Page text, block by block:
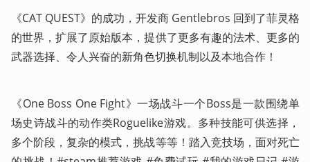
《CAT QUEST》的成功，开发商 Gentlebros 回到了菲灵格
的世界，扩展了原始版本，提供了更多有趣的法术、更多的
武器选择、令人兴奋的新角色切换机制以及本地合作！
《One Boss One Fight》一场战斗一个Boss是一款围绕单
场史诗战斗的动作类Roguelike游戏。多种技能可供选择，
多个阶段，复杂的模式，挑战等等！踏入竞技场，面对死亡